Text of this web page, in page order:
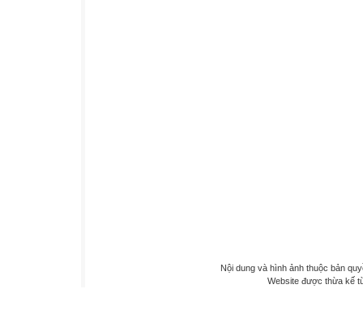
Nội dung và hình ảnh thuộc bản
Website được thừa kế